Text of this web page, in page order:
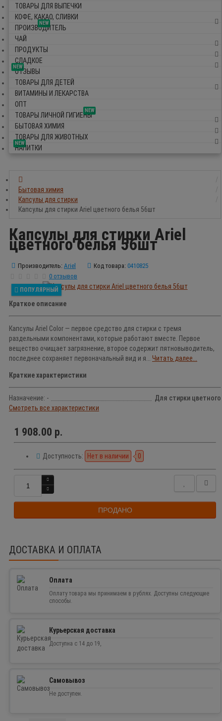
ТОВАРЫ ДЛЯ ВЫПЕЧКИ
КОФЕ, КАКАО, СЛИВКИ
NEW
ПРОИЗВОДИТЕЛЬ
ЧАЙ
ПРОДУКТЫ
СЛАДКОЕ
NEW
ОТЗЫВЫ
ТОВАРЫ ДЛЯ ДЕТЕЙ
ВИТАМИНЫ И ЛЕКАРСТВА
ОПТ
NEW
ТОВАРЫ ЛИЧНОЙ ГИГИЕНЫ
БЫТОВАЯ ХИМИЯ
ТОВАРЫ ДЛЯ ЖИВОТНЫХ
NEW
НАПИТКИ
Бытовая химия
Капсулы для стирки
Капсулы для стирки Ariel цветного белья 56шт
Капсулы для стирки Ariel
цветного белья 56шт
Производитель: Ariel Код товара: 0410825
0 отзывов
ПОПУЛЯРНЫЙ
Краткое описание
Капсулы Ariel Color ― первое средство для стирки с тремя
раздельными компонентами, которые работают вместе. Первое
вещество очищает загрязнение, второе содержит пятновыводитель,
последнее сохраняет первоначальный вид и я... Читать далее...
Краткие характеристики
Назначение: -
Для стирки цветного
Смотреть все характеристики
1 908.00 р.
Доступность: Нет в наличии 0
ПРОДАНО
ДОСТАВКА И ОПЛАТА
Оплата
Оплату товара мы принимаем в рублях. Доступны следующие
способы.
Курьерская доставка
Доступна с 14 до 19,
Самовывоз
Не доступен.